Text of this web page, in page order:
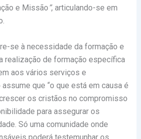
e Missão ”, articulando-se em
se à necessidade da formação e
realização de formação específica
aos vários serviços e
que “o que está em causa é
os cristãos no compromisso
para assegurar os
Só uma comunidade onde
poderá testemunhar os